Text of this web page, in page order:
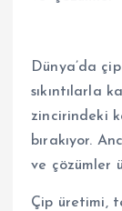
Dünya’da
sıkıntılarla
zincirindeki
bırakıyor.
ve çözümler
Çip üretimi,